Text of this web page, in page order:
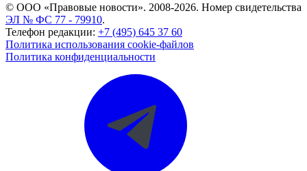
© ООО «Правовые новости». 2008-2026. Номер свидетельства
ЭЛ № ФС 77 - 79910.
Телефон редакции: +7 (495) 645 37 60
Политика использования cookie-файлов
Политика конфиденциальности